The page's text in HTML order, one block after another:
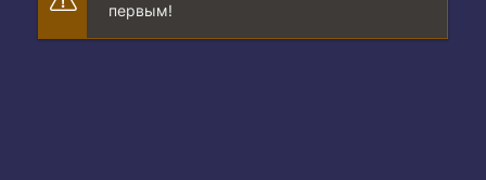
первым!